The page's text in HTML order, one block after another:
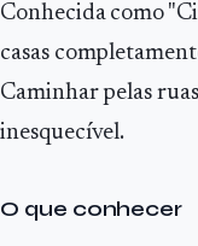
Conhecida como
casas
Caminhar pelas
inesquecível.
O que conhecer